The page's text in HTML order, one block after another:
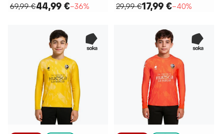
69,99 €44,99 €−36%
29,99 €17,99 €−40%